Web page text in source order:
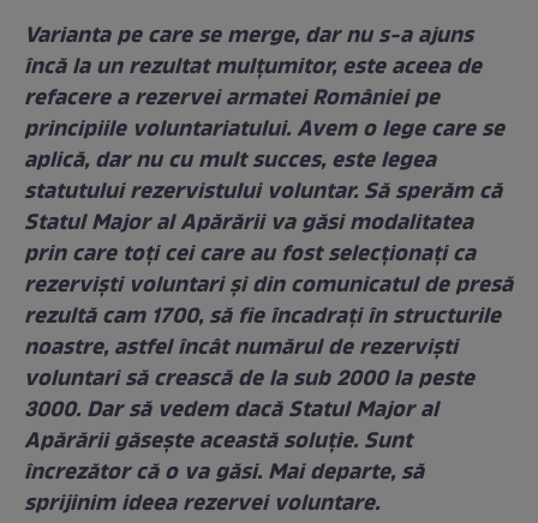
Varianta pe care se merge, dar nu s-a ajuns
încă la un rezultat mulțumitor, este aceea de
refacere a rezervei armatei României pe
principiile voluntariatului. Avem o lege care se
aplică, dar nu cu mult succes, este legea
statutului rezervistului voluntar. Să sperăm că
Statul Major al Apărării va găsi modalitatea
prin care toți cei care au fost selecționați ca
rezerviști voluntari și din comunicatul de presă
rezultă cam 1700, să fie încadrați în structurile
noastre, astfel încât numărul de rezerviști
voluntari să crească de la sub 2000 la peste
3000. Dar să vedem dacă Statul Major al
Apărării găsește această soluție. Sunt
încrezător că o va găsi. Mai departe, să
sprijinim ideea rezervei voluntare.